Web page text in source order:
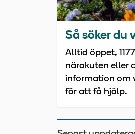
Så söker du
Alltid öppet,
närakuten eller
information om
för att få hjälp.